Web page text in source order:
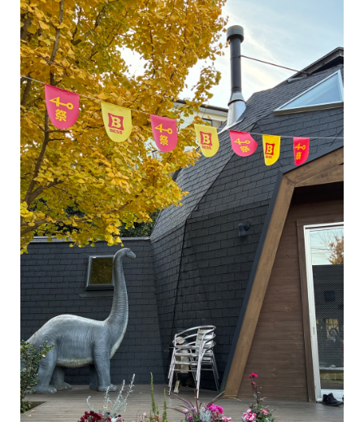
＼ BESSユーザー誕生！ ／またひと組BESSユーザーが誕生しまし
た！お引き渡しの際に、愛車と一緒に記念撮影。アウトドア好きな